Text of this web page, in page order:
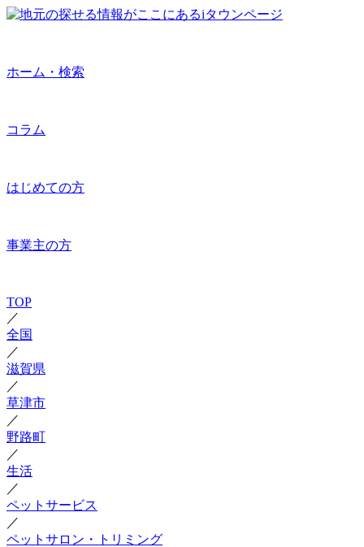
ホーム・検索
コラム
はじめての方
事業主の方
TOP
／
全国
／
滋賀県
／
草津市
／
野路町
／
生活
／
ペットサービス
／
ペットサロン・トリミング